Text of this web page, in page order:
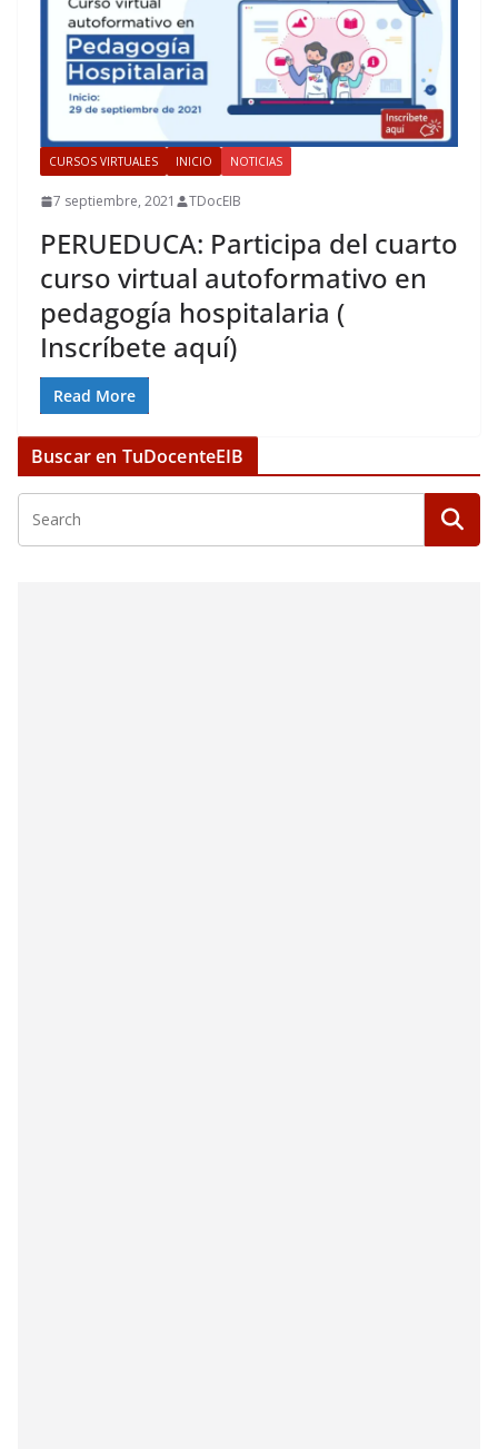
CURSOS VIRTUALES INICIO NOTICIAS
7 septiembre, 2021 TDocEIB
PERUEDUCA: Participa del cuarto
curso virtual autoformativo en
pedagogía hospitalaria (
Inscríbete aquí)
Read More
Buscar en TuDocenteEIB